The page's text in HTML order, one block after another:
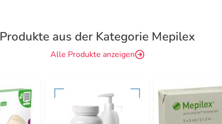
Produkte aus der Kategorie Mepilex
Alle Produkte anzeigen